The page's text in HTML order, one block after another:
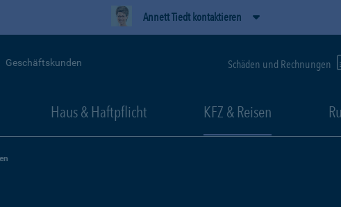
Annett Tiedt kontaktieren
Geschäftskunden Schäden und Rechnungen
Haus & Haftpflicht KFZ & Reisen